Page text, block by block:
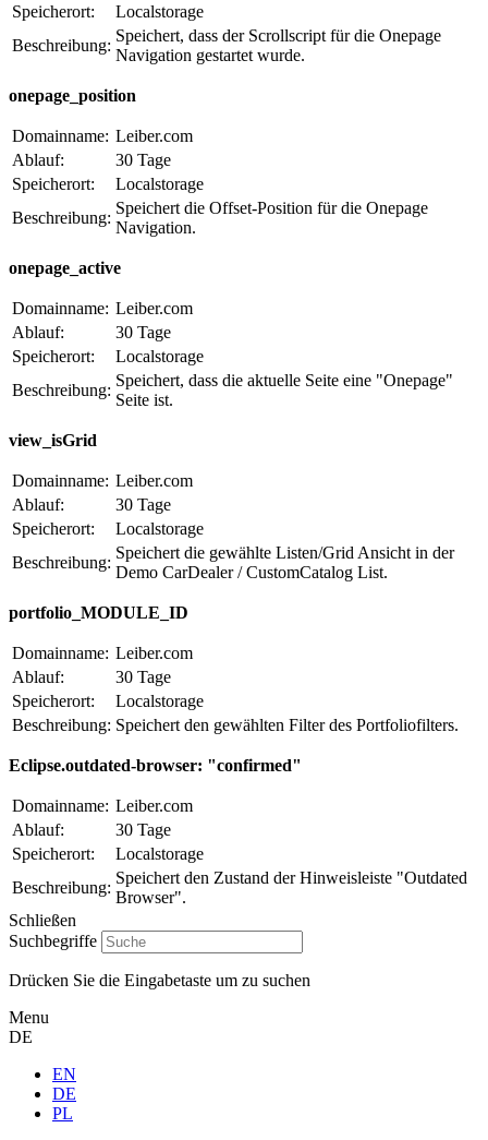
Speicherort:
Localstorage
Beschreibung:
Speichert, dass der Scrollscript für die Onepage
Navigation gestartet wurde.
onepage_position
Domainname: Leiber.com
Ablauf:
30 Tage
Speicherort:
Localstorage
Beschreibung:
Speichert die Offset-Position für die Onepage
Navigation.
onepage_active
Domainname: Leiber.com
Ablauf:
30 Tage
Speicherort:
Localstorage
Beschreibung:
Speichert, dass die aktuelle Seite eine "Onepage"
Seite ist.
view_isGrid
Domainname: Leiber.com
Ablauf:
30 Tage
Speicherort:
Localstorage
Beschreibung:
Speichert die gewählte Listen/Grid Ansicht in der
Demo CarDealer / CustomCatalog List.
portfolio_MODULE_ID
Domainname: Leiber.com
Ablauf:
30 Tage
Speicherort:
Localstorage
Beschreibung: Speichert den gewählten Filter des Portfoliofilters.
Eclipse.outdated-browser: "confirmed"
Domainname: Leiber.com
Ablauf:
30 Tage
Speicherort:
Localstorage
Beschreibung:
Speichert den Zustand der Hinweisleiste "Outdated
Browser".
Schließen
Suchbegriffe
Drücken Sie die Eingabetaste um zu suchen
Menu
DE
EN
DE
PL